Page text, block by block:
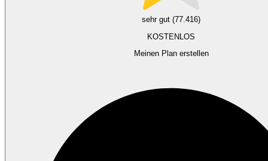
sehr gut (77.416)
KOSTENLOS
Meinen Plan erstellen